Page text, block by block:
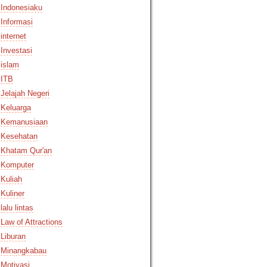
Indonesiaku
Informasi
internet
Investasi
islam
ITB
Jelajah Negeri
Keluarga
Kemanusiaan
Kesehatan
Khatam Qur'an
Komputer
Kuliah
Kuliner
lalu lintas
Law of Attractions
Liburan
Minangkabau
Motivasi